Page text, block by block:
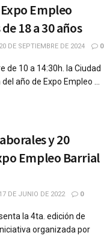
Empleo
18 a 30 años
DE SEPTIEMBRE DE 2024 0
de 10 a 14:30h. la Ciudad
año de Expo Empleo ...
y 20
Empleo Barrial
DE JUNIO DE 2022 0
la 4ta. edición de
organizada por